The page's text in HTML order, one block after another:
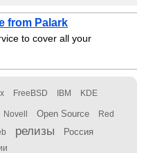
from Palark
to cover all your
FreeBSD IBM KDE
Novell Open Source Red
релизы Россия